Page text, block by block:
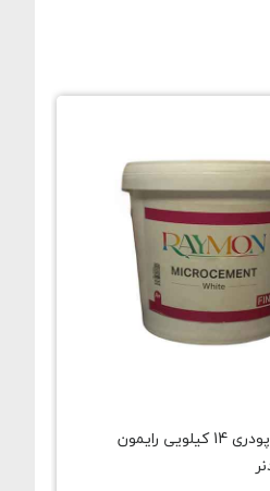
میکروسمنت پودری 14 کیلویی رایمون